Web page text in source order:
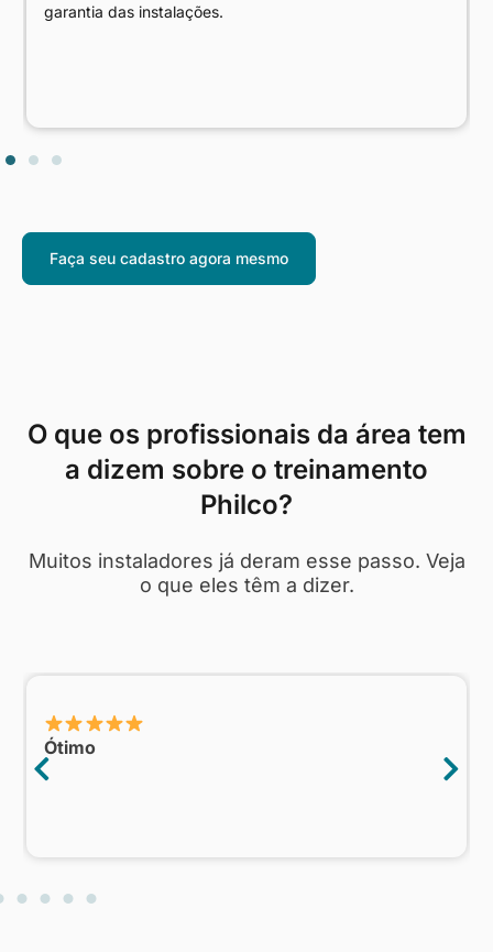
garantia das instalações.
Faça seu cadastro agora mesmo
O que os profissionais da área tem
a dizem sobre o treinamento
Philco?
Muitos instaladores já deram esse passo. Veja
o que eles têm a dizer.
Ótimo